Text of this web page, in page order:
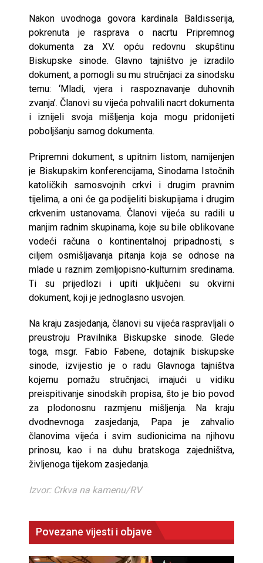
Nakon uvodnoga govora kardinala Baldisserija,
pokrenuta je rasprava o nacrtu Pripremnog
dokumenta za XV. opću redovnu skupštinu
Biskupske sinode. Glavno tajništvo je izradilo
dokument, a pomogli su mu stručnjaci za sinodsku
temu: ‘Mladi, vjera i raspoznavanje duhovnih
zvanja’. Članovi su vijeća pohvalili nacrt dokumenta
i iznijeli svoja mišljenja koja mogu pridonijeti
poboljšanju samog dokumenta.
Pripremni dokument, s upitnim listom, namijenjen
je Biskupskim konferencijama, Sinodama Istočnih
katoličkih samosvojnih crkvi i drugim pravnim
tijelima, a oni će ga podijeliti biskupijama i drugim
crkvenim ustanovama. Članovi vijeća su radili u
manjim radnim skupinama, koje su bile oblikovane
vodeći računa o kontinentalnoj pripadnosti, s
ciljem osmišljavanja pitanja koja se odnose na
mlade u raznim zemljopisno-kulturnim sredinama.
Ti su prijedlozi i upiti uključeni su okvirni
dokument, koji je jednoglasno usvojen.
Na kraju zasjedanja, članovi su vijeća raspravljali o
preustroju Pravilnika Biskupske sinode. Glede
toga, msgr. Fabio Fabene, dotajnik biskupske
sinode, izvijestio je o radu Glavnoga tajništva
kojemu pomažu stručnjaci, imajući u vidiku
preispitivanje sinodskih propisa, što je bio povod
za plodonosnu razmjenu mišljenja. Na kraju
dvodnevnoga zasjedanja, Papa je zahvalio
članovima vijeća i svim sudionicima na njihovu
prinosu, kao i na duhu bratskoga zajedništva,
življenoga tijekom zasjedanja.
Izvor: Crkva na kamenu/RV
Povezane vijesti i objave